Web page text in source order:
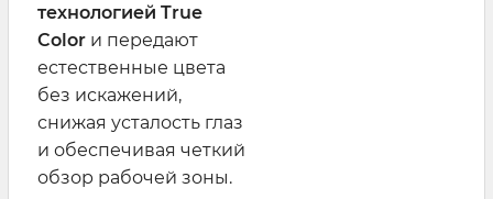
технологией True
Color и передают
естественные цвета
без искажений,
снижая усталость глаз
и обеспечивая четкий
обзор рабочей зоны.